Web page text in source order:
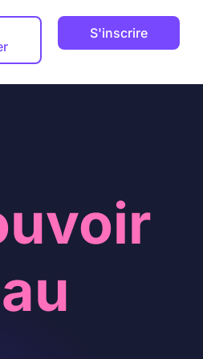
S'inscrire